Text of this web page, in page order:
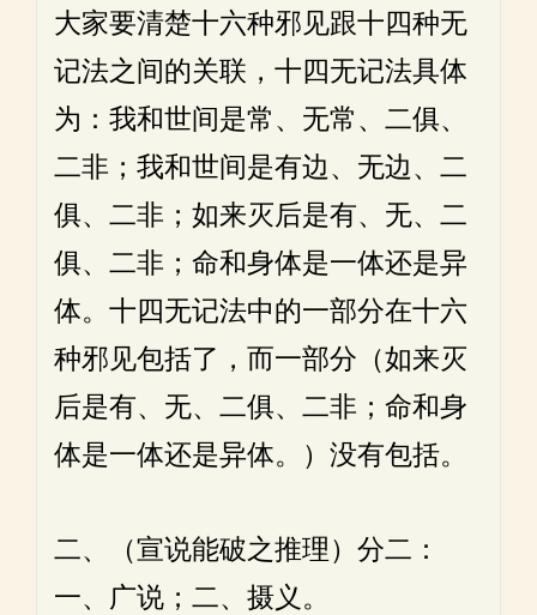
大家要清楚十六种邪见跟十四种无
记法之间的关联，十四无记法具体
为：我和世间是常、无常、二俱、
二非；我和世间是有边、无边、二
俱、二非；如来灭后是有、无、二
俱、二非；命和身体是一体还是异
体。十四无记法中的一部分在十六
种邪见包括了，而一部分（如来灭
后是有、无、二俱、二非；命和身
体是一体还是异体。）没有包括。
二、（宣说能破之推理）分二：
一、广说；二、摄义。